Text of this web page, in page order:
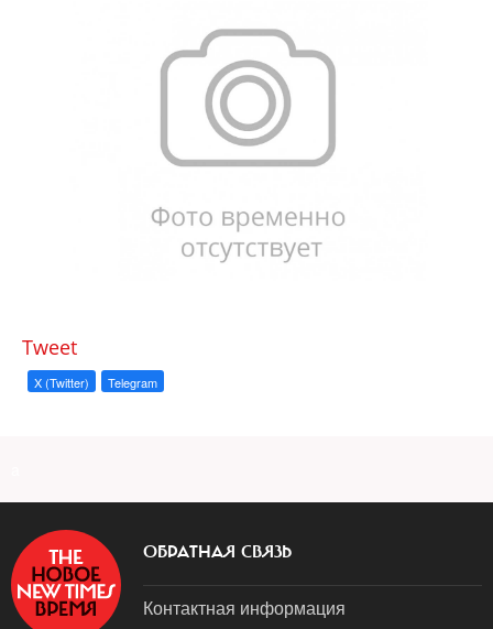
Tweet
X (Twitter) Telegram
ОБРАТНАЯ СВЯЗЬ
Контактная информация